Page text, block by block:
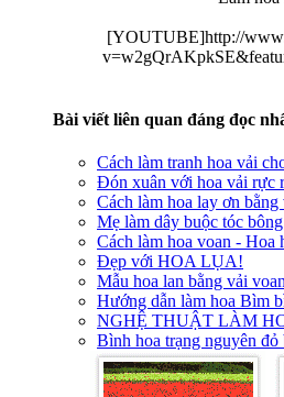
[YOUTUBE]http://
Bài viết liên quan đáng đọc
Cách làm tranh hoa vải
Đón xuân với hoa vải rực
Cách làm hoa lay ơn bằng
Mẹ làm dây buộc tóc
Cách làm hoa voan - Hoa
Đẹp với HOA LỤA!
Mẫu hoa lan bằng vải
Hướng dẫn làm hoa Bìm
NGHỆ THUẬT LÀM
Bình hoa trạng nguyên